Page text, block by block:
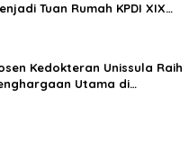
Tuan Rumah KPDI XIX
Kedokteran Unissula Raih
Utama di